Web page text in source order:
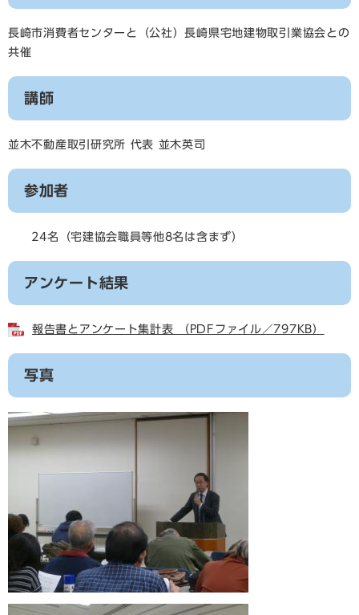
長崎市消費者センターと（公社）長崎県宅地建物取引業協会との
共催
講師
並木不動産取引研究所 代表 並木英司
参加者
24名（宅建協会職員等他8名は含まず）
アンケート結果
報告書とアンケート集計表 （PDFファイル／797KB）
写真